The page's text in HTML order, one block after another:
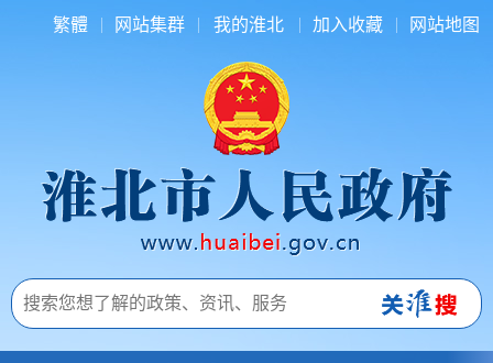
繁體 网站集群 我的淮北 加入收藏 网站地图